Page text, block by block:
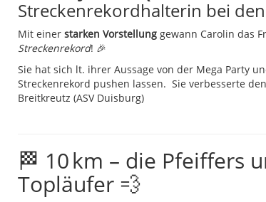
Streckenrekordhalterin bei
Mit einer starken Vorstellung gewann Carolin das
Streckenrekord! 🎉
Sie hat sich lt. ihrer Aussage von der Mega Party
Streckenrekord pushen lassen. Sie verbesserte
Breitkreutz (ASV Duisburg)
🏁 10 km – die Pfeiffers
Topläufer 💨